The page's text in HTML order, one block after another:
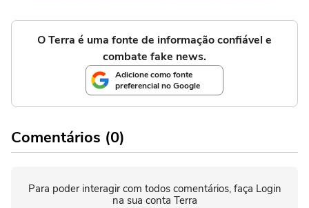
O Terra é uma fonte de informação confiável e
combate fake news.
Adicione como fonte
preferencial no Google
Comentários (0)
Para poder interagir com todos comentários, faça Login
na sua conta Terra